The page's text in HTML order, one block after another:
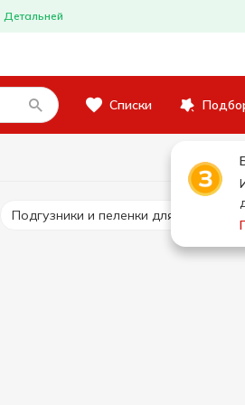
Детальней
Списки
Подгузники и пеленки для взрослых